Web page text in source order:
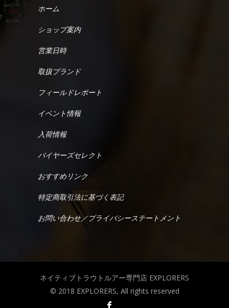
ホーム
ショップ案内
営業日時
取扱ブランド
フィールドレポート
イベント情報
入荷情報
バイヤーズセレクト
おすすめリンク
特定商取引法に基づく表記
お問い合わせ／プライバシーステートメント
ネイティブトラウトルアー専門店 EXPLORERS
© 2018 EXPLORERS, All rights reserved